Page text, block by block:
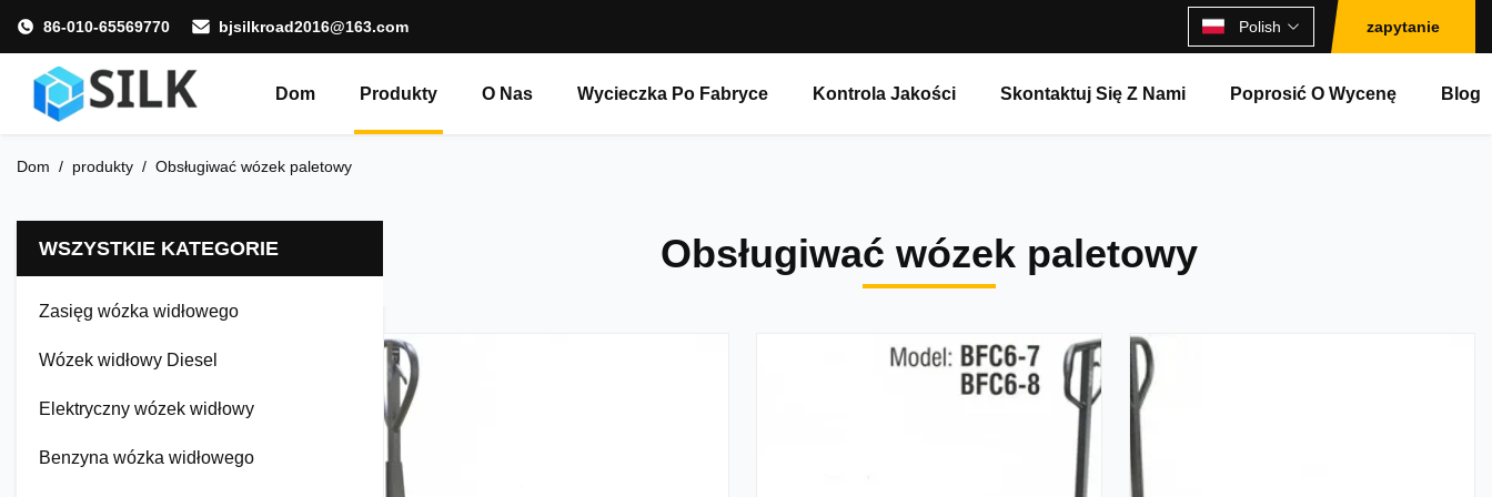
86-010-65569770 bjsilkroad2016@163.com Polish zapytanie
Dom Produkty O Nas Wycieczka Po Fabryce Kontrola Jakości Skontaktuj Się Z Nami Poprosić O Wycenę Blog
Dom / produkty / Obsługiwać wózek paletowy
WSZYSTKIE KATEGORIE
Zasięg wózka widłowego
Wózek widłowy Diesel
Elektryczny wózek widłowy
Benzyna wózka widłowego
Obsługiwać wózek paletowy